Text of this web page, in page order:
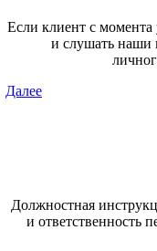
Если клиент с момента
и слушать наши
Далее
Должностная
и ответственность